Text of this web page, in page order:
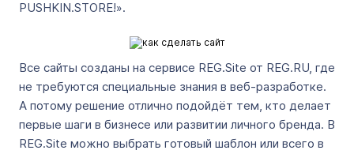
PUSHKIN.STORE!».
Все сайты созданы на сервисе REG.Site от REG.RU, где
не требуются специальные знания в веб-разработке.
А потому решение отлично подойдёт тем, кто делает
первые шаги в бизнесе или развитии личного бренда. В
REG.Site можно выбрать готовый шаблон или всего в